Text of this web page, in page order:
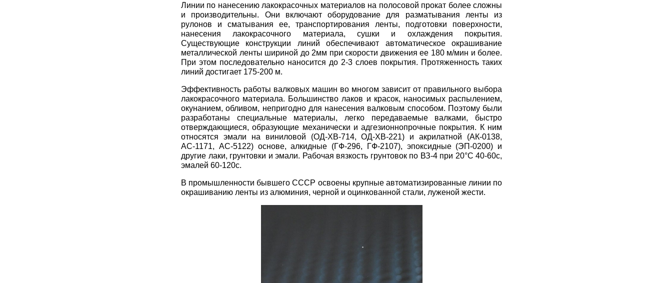
Линии по нанесению лакокрасочных материалов на полосовой прокат более сложны
и производительны. Они включают оборудование для разматывания ленты из
рулонов и сматывания ее, транспортирования ленты, подготовки поверхности,
нанесения лакокрасочного материала, сушки и охлаждения покрытия.
Существующие конструкции линий обеспечивают автоматическое окрашивание
металлической ленты шириной до 2мм при скорости движения ее 180 м/мин и более.
При этом последовательно наносится до 2-3 слоев покрытия. Протяженность таких
линий достигает 175-200 м.
Эффективность работы валковых машин во многом зависит от правильного выбора
лакокрасочного материала. Большинство лаков и красок, наносимых распылением,
окунанием, обливом, непригодно для нанесения валковым способом. Поэтому были
разработаны специальные материалы, легко передаваемые валками, быстро
отверждающиеся, образующие механически и адгезионнопрочные покрытия. К ним
относятся эмали на виниловой (ОД-ХВ-714, ОД-ХВ-221) и акрилатной (АК-0138,
АС-1171, АС-5122) основе, алкидные (ГФ-296, ГФ-2107), эпоксидные (ЭП-0200) и
другие лаки, грунтовки и эмали. Рабочая вязкость грунтовок по ВЗ-4 при 20°С 40-60с,
эмалей 60-120с.
В промышленности бывшего СССР освоены крупные автоматизированные линии по
окрашиванию ленты из алюминия, черной и оцинкованной стали, луженой жести.